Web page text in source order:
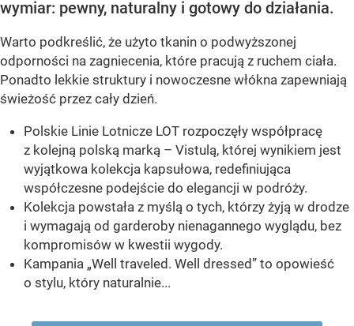
wymiar: pewny, naturalny i gotowy do działania.
Warto podkreślić, że użyto tkanin o podwyższonej
odporności na zagniecenia, które pracują z ruchem ciała.
Ponadto lekkie struktury i nowoczesne włókna zapewniają
świeżość przez cały dzień.
Polskie Linie Lotnicze LOT rozpoczęły współpracę
z kolejną polską marką – Vistulą, której wynikiem jest
wyjątkowa kolekcja kapsułowa, redefiniująca
współczesne podejście do elegancji w podróży.
Kolekcja powstała z myślą o tych, którzy żyją w drodze
i wymagają od garderoby nienagannego wyglądu, bez
kompromisów w kwestii wygody.
Kampania „Well traveled. Well dressed” to opowieść
o stylu, który naturalnie...